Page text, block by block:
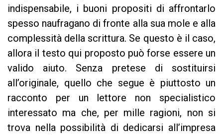
indispensabile, i buoni propositi di affrontarlo
spesso naufragano di fronte alla sua mole e alla
complessità della scrittura. Se questo è il caso,
allora il testo qui proposto può forse essere un
valido aiuto. Senza pretese di sostituirsi
all’originale, quello che segue è piuttosto un
racconto per un lettore non specialistico
interessato ma che, per mille ragioni, non si
trova nella possibilità di dedicarsi all’impresa